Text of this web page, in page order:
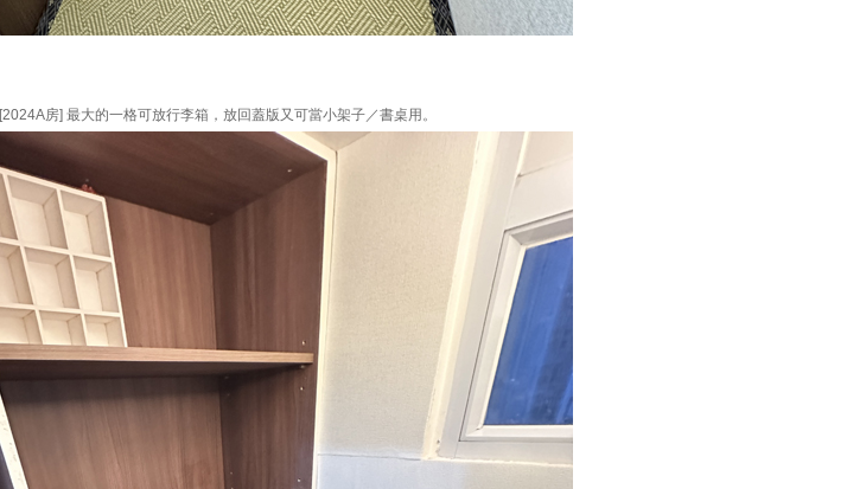
[2024A房] 最大的一格可放行李箱，放回蓋版又可當小架子／書桌用。